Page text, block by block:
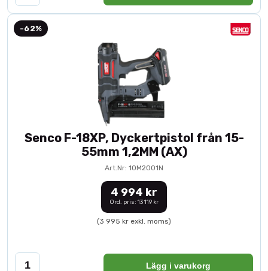
-62%
Senco F-18XP, Dyckertpistol från 15-
55mm 1,2MM (AX)
Art.Nr: 10M2001N
4 994 kr
Ord. pris: 13 119 kr
(3 995 kr exkl. moms)
Lägg i varukorg